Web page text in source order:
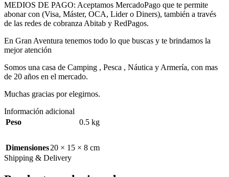
MEDIOS DE PAGO: Aceptamos MercadoPago que te permite
abonar con (Visa, Máster, OCA, Lider o Diners), también a través
de las redes de cobranza Abitab y RedPagos.
En Gran Aventura tenemos todo lo que buscas y te brindamos la
mejor atención
Somos una casa de Camping , Pesca , Náutica y Armería, con mas
de 20 años en el mercado.
Muchas gracias por elegirnos.
Información adicional
Peso
0.5 kg
Dimensiones20 × 15 × 8 cm
Shipping & Delivery